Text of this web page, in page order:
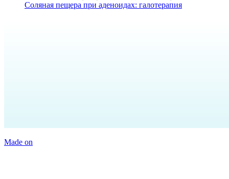
Соляная пещера при аденоидах: галотерапия
Made on